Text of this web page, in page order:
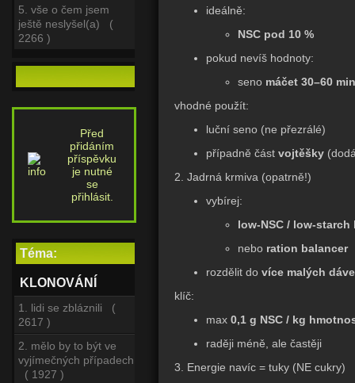
5. vše o čem jsem
ještě neslyšel(a) (
2266 )
Před
přidáním
příspěvku
je nutné
se
přihlásit.
Téma:
KLONOVÁNÍ
1. lidi se zbláznili (
2617 )
2. mělo by to být ve
vyjímečných případech
( 1927 )
ideálně:
NSC pod 10 %
pokud nevíš hodnoty:
seno máčet 30–60
vhodné použít:
luční seno (ne přezrálé)
případně část vojtěšky
2. Jadrná krmiva (opatrně!)
vybírej:
low-NSC / low-starch
nebo ration balancer
rozdělit do více malých
klíč:
max 0,1 g NSC / kg
raději méně, ale častěji
3. Energie navíc = tuky (NE cukry)